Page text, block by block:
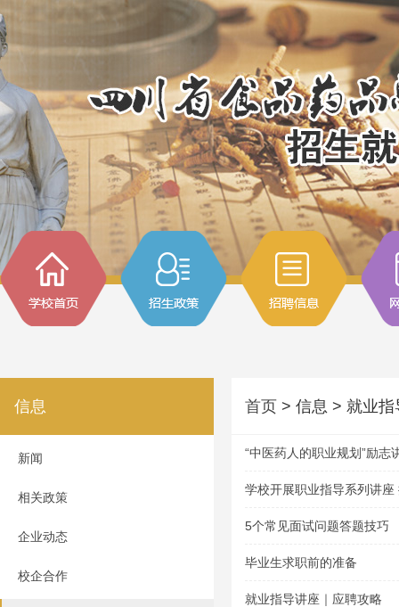
信息
新闻
相关政策
企业动态
校企合作
首页 > 信息 > 就业指
“中医药人的职业规划”励志
学校开展职业指导系列讲
5个常见面试问题答题技巧
毕业生求职前的准备
就业指导讲座｜应聘攻略